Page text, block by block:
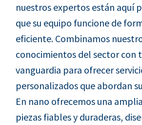
nuestros expertos están aquí
que su equipo funcione de
eficiente. Combinamos
conocimientos del sector con
vanguardia para ofrecer
personalizados que abordan
En nano ofrecemos una
piezas fiables y duraderas,